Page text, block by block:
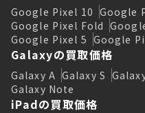
Google Pixel 10 Google
Google Pixel Fold
Google Pixel 5 Google
Galaxyの買取価格
Galaxy A Galaxy S
Galaxy Note
iPadの買取価格